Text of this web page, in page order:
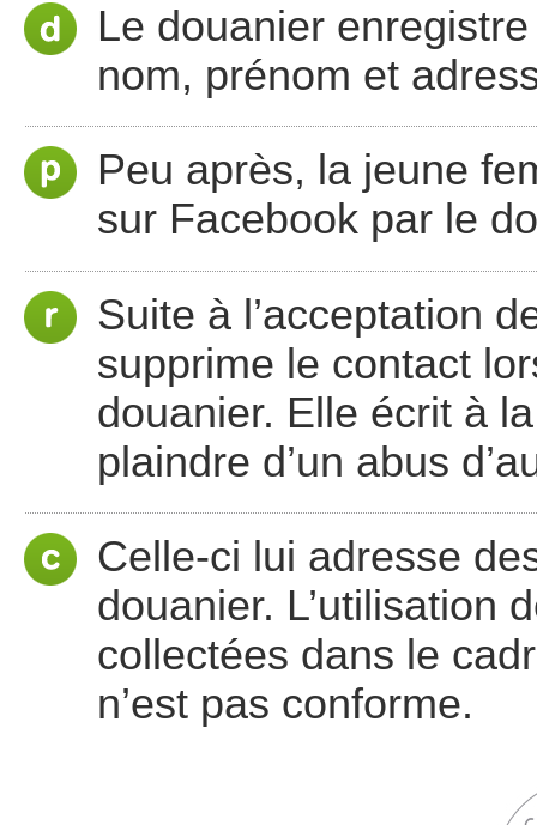
Le douanier
nom, prénom et
Peu après, la jeune
sur Facebook par le
Suite à l’acceptation
supprime le contact
douanier. Elle écrit à
plaindre d’un abus
Celle-ci lui adresse
douanier. L’utilisation
collectées dans le
n’est pas conforme.